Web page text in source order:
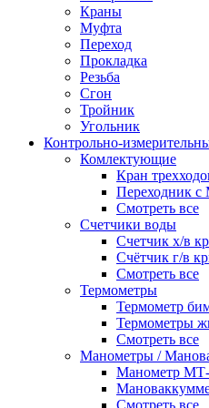
Краны
Муфта
Переход
Прокладка
Резьба
Сгон
Тройник
Угольник
Контрольно-
Комлектующие
Кран
Переходник с
Смотреть все
Счетчики воды
Счетчик х/в
Счётчик г/в
Смотреть все
Термометры
Термометр
Термометры
Смотреть все
Манометры /
Манометр
Смотреть все